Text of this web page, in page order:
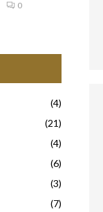
0
(4)
(21)
(4)
(6)
(3)
(7)